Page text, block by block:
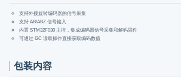
支持外接旋转编码器的信号采集
支持 AB/ABZ 信号输入
内置 STM32F030 主控，集成编码器信号采集和解码固件
可通过 I2C 读取操作直接获取编码数值
包装内容